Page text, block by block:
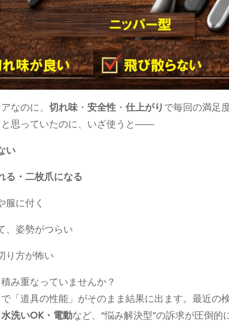
なのに、 切れ味・ 安全性 ・ 仕上がりで毎回の満足
と思っていたのに、いざ使うと――
い
る・二枚爪になる
服に付く
、姿勢がつらい
り方が怖い
み重なっていませんか？
「道具の性能」がそのまま結果に出ます。最近の検
洗いOK・電動など、“悩み解決型”の訴求が圧倒的